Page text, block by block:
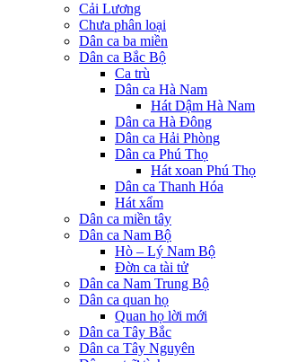
Cải Lương
Chưa phân loại
Dân ca ba miền
Dân ca Bắc Bộ
Ca trù
Dân ca Hà Nam
Hát Dậm Hà Nam
Dân ca Hà Đông
Dân ca Hải Phòng
Dân ca Phú Thọ
Hát xoan Phú Thọ
Dân ca Thanh Hóa
Hát xẩm
Dân ca miền tây
Dân ca Nam Bộ
Hò – Lý Nam Bộ
Đờn ca tài tử
Dân ca Nam Trung Bộ
Dân ca quan họ
Quan họ lời mới
Dân ca Tây Bắc
Dân ca Tây Nguyên